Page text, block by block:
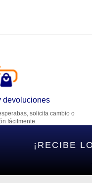
devoluciones
solicita cambio o
fácilmente.
¡RECIBE